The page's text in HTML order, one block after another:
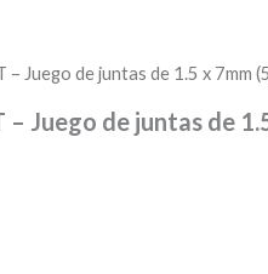
Juego de juntas de 1.5 x 7mm
Juego de juntas de